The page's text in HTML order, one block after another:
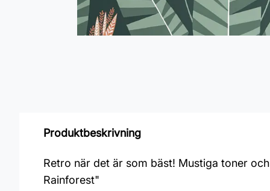
Produktbeskrivning
Retro när det är som bäst! Mustiga toner
Rainforest"